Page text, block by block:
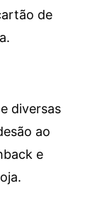
de
diversas
ao
e